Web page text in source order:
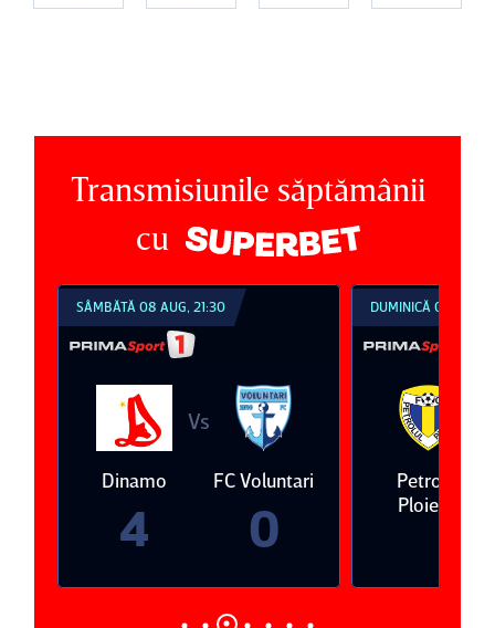
Transmisiunile săptămânii
cu
SÂMBĂTĂ 08 AUG, 21:30
Dinamo
4
Vs
FC Voluntari
0
DUMINICĂ 09 AUG,
Petrolul
Ploieşti